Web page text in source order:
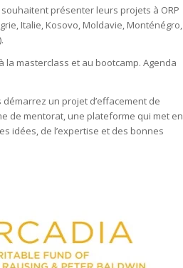
souhaitent présenter leurs projets à ORP
Italie, Kosovo, Moldavie, Monténégro,
la masterclass et au bootcamp. Agenda
un projet d’effacement de
de mentorat, une plateforme qui met en
idées, de l’expertise et des bonnes